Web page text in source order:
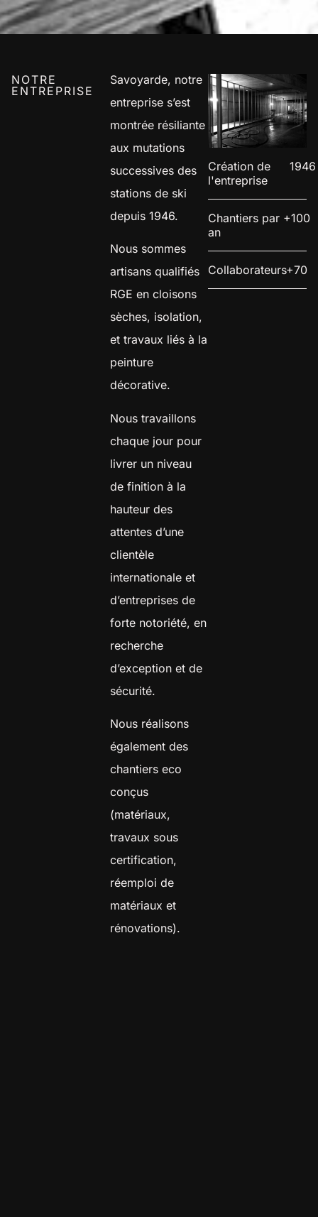
NOTRE
ENTREPRISE
Savoyarde, notre
entreprise s’est
montrée résiliante
aux mutations
successives des
stations de ski
depuis 1946.
Nous sommes
artisans qualifiés
RGE en cloisons
sèches, isolation,
et travaux liés à la
peinture
décorative.
Nous travaillons
chaque jour pour
livrer un niveau
de finition à la
hauteur des
attentes d’une
clientèle
internationale et
d’entreprises de
forte notoriété, en
recherche
d’exception et de
sécurité.
Nous réalisons
également des
chantiers eco
conçus
(matériaux,
travaux sous
certification,
réemploi de
matériaux et
rénovations).
Création de
l'entreprise
1946
Chantiers par
an
+100
Collaborateurs+70